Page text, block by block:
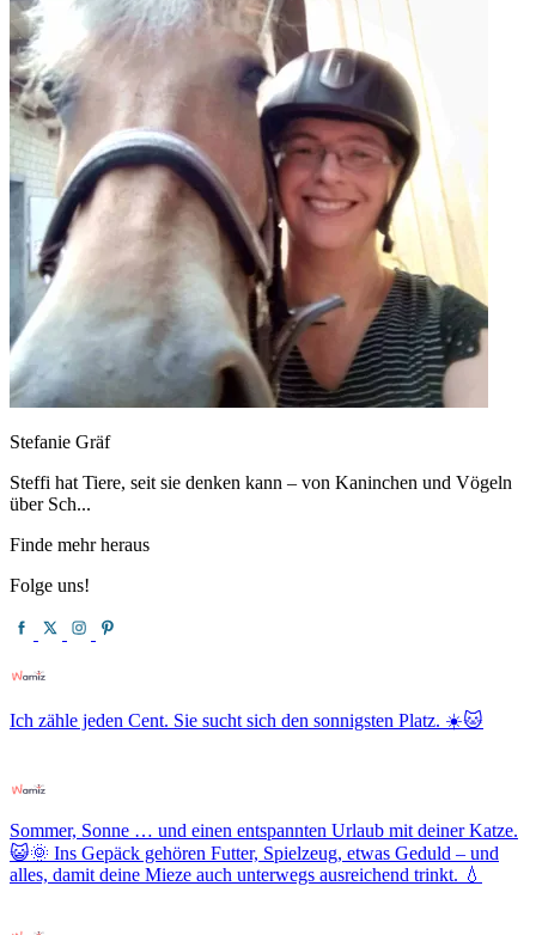
Stefanie Gräf
Steffi hat Tiere, seit sie denken kann – von Kaninchen und Vögeln
über Sch...
Finde mehr heraus
Folge uns!
Ich zähle jeden Cent. Sie sucht sich den sonnigsten Platz. ☀️🐱
Sommer, Sonne … und einen entspannten Urlaub mit deiner Katze.
😺🌞 Ins Gepäck gehören Futter, Spielzeug, etwas Geduld – und
alles, damit deine Mieze auch unterwegs ausreichend trinkt. 💧